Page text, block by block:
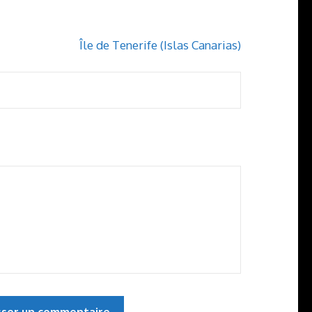
Île de Tenerife (Islas Canarias)